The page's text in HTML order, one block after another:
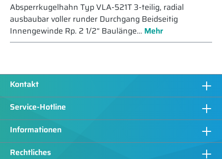
Absperrkugelhahn Typ VLA-521T 3-teilig, radial
ausbaubar voller runder Durchgang Beidseitig
Innengewinde Rp. 2 1/2“ Baulänge… Mehr
Kontakt
Service-Hotline
Informationen
Rechtliches